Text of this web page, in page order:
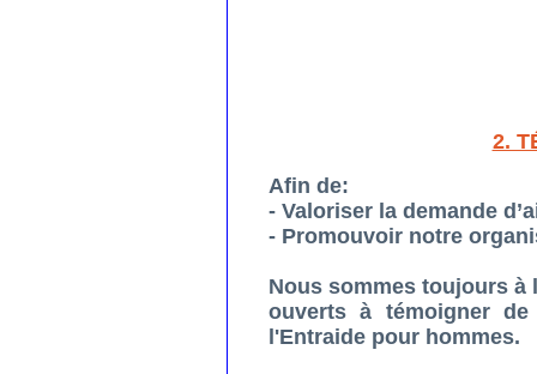
2.
Afin de:
- Valoriser la demande
- Promouvoir notre
Nous sommes toujours
ouverts à témoigner
l'Entraide pour hommes.